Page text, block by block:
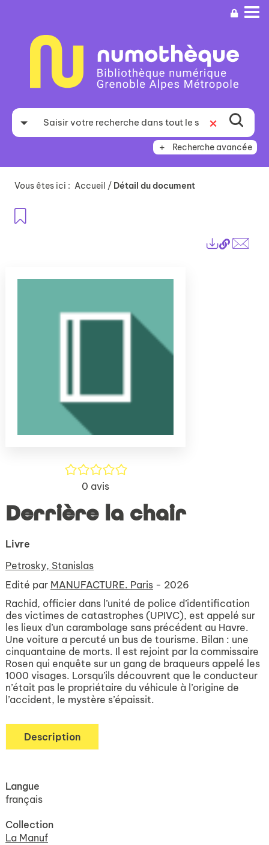
recherche
Recherche avancée
Vous êtes ici : Accueil / Détail du document
Lien
/5
0 avis
Derrière la chair
Livre
Petrosky, Stanislas
Edité par MANUFACTURE. Paris - 2026
Rachid, officier dans l’unité de police d’identification
des victimes de catastrophes (UPIVC), est appelé sur
les lieux d’un carambolage sans précédent au Havre.
Une voiture a percuté un bus de tourisme. Bilan : une
cinquantaine de morts. Il est rejoint par la commissaire
Rosen qui enquête sur un gang de braqueurs appelé les
1000 visages. Lorsqu’ils découvrent que le conducteur
n’était pas le propriétaire du véhicule à l’origine de
l’accident, le mystère s’épaissit.
Description
Langue
français
Collection
La Manuf